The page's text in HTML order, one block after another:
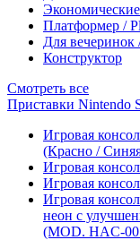
Платформер /
Для вечеринок
Конструктор
Смотреть все
Приставки Nintendo
Игровая
(Красно /
Игровая
Игровая
Игровая
неон с
(MOD. HAC-